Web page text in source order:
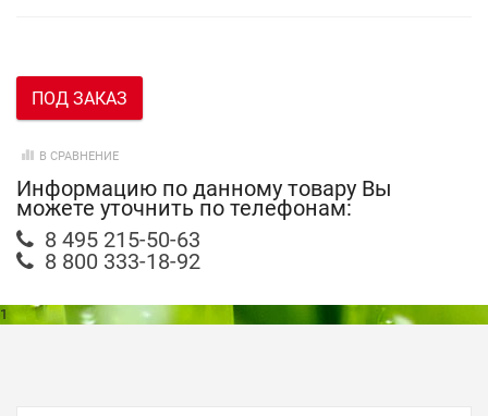
ПОД ЗАКАЗ
В СРАВНЕНИЕ
Информацию по данному товару Вы
можете уточнить по телефонам:
8 495 215-50-63
8 800 333-18-92
1